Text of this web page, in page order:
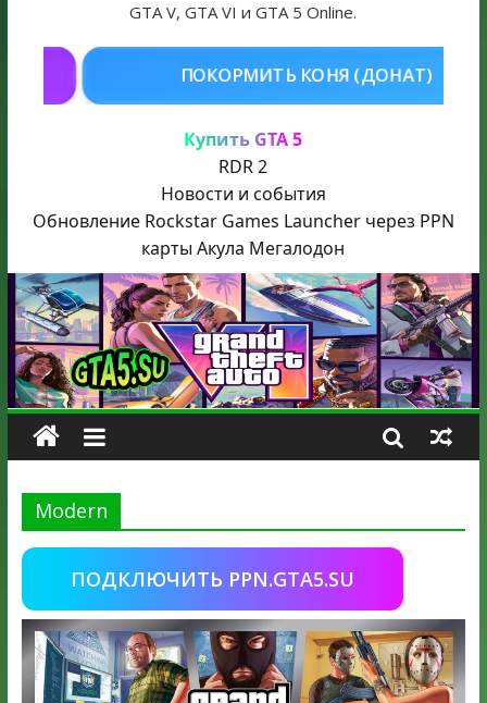
GTA V, GTA VI и GTA 5 Online.
КУПИТЬ GTA 5
Купить GTA 5
RDR 2
Новости и события
Обновление Rockstar Games Launcher через PPN
карты Акула Мегалодон
Modern
ПОДКЛЮЧИТЬ PPN.GTA5.SU